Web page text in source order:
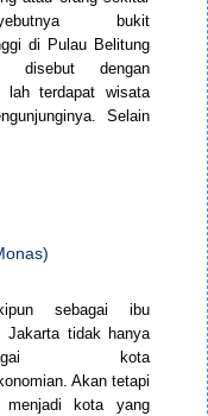
bukit
di Pulau Belitung
disebut dengan
lah terdapat wisata
Selain
sebagai ibu
Jakarta tidak hanya
kota
Akan tetapi
menjadi kota yang